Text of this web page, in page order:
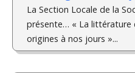
La Section Locale de la
présente… « La littérature
origines à nos jours »...